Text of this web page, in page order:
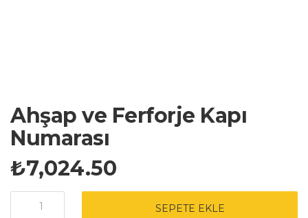
Ahşap ve Ferforje Kapı
Numarası
₺7,024.50
SEPETE EKLE